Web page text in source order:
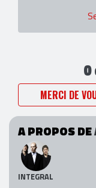
MERCI DE
A PROPOS DE
INTEGRAL